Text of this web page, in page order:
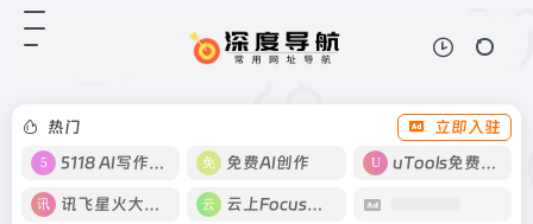
热门
立即入驻
5118 AI写作工具
免费AI创作 uTools免费工具箱
讯飞星火大模型 云上Focus接码
辅助平台，依托飞桨、文心大模型的
技术创新推出的“AI作画”产品，可
成画”